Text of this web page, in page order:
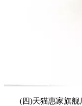
(四)天猫惠家旗舰